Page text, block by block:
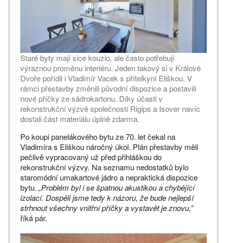
Staré byty mají sice kouzlo, ale často potřebují
výraznou proměnu interiéru. Jeden takový si v Králově
Dvoře pořídil i Vladimír Vacek s přítelkyní Eliškou. V
rámci přestavby změnili původní dispozice a postavili
nové příčky ze sádrokartonu. Díky účasti v
rekonstrukční výzvě společností Rigips a Isover navíc
dostali část materiálu úplně zdarma.
Po koupi panelákového bytu ze 70. let čekal na
Vladimíra s Eliškou náročný úkol. Plán přestavby měli
pečlivě vypracovaný už před přihláškou do
rekonstrukční výzvy. Na seznamu nedostatků bylo
staromódní umakartové jádro a nepraktická dispozice
bytu. „Problém byl i se špatnou akustikou a chybějící
izolací. Dospěli jsme tedy k názoru, že bude nejlepší
strhnout všechny vnitřní příčky a vystavět je znovu,”
říká pár.